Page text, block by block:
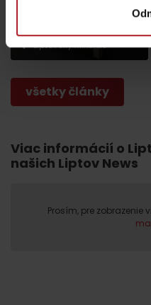
Liptovskom Mikuláši vás
Liptovský Mikuláš
všetky články
Viac informácií o
našich Liptov News
Prosím, pre zobrazenie